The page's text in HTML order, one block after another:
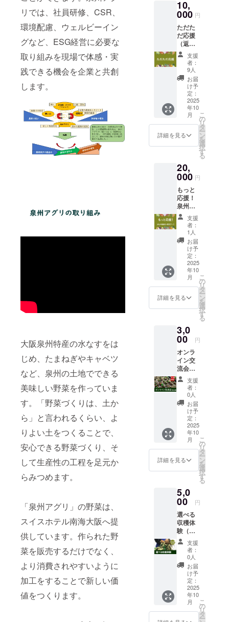
リでは、社員研修、CSR、
環境配慮、ウェルビーイン
グなど、ESG経営に必要な
取り組みを現場で体感・実
践できる機会を企業と共創
します。
大阪泉州特産の水なすをは
じめ、たまねぎやキャベツ
など、泉州の土地でできる
美味しい野菜を作っていま
す。「野菜づくりは、土か
ら」と言われるくらい、よ
りよい土をつくることで、
安心できる野菜づくり、そ
して生産性の工程を足元か
らみつめます。
「泉州アグリ」の野菜は、
スイスホテル南海大阪へ提
供しています。作られた野
菜を販売するだけでなく、
より消費されやすいように
加工をすることで新しい価
値をつくります。
こし
300ｇ程
度 1個
・ミニ
トマト
200ｇ程
度 6～
10個 ・
玉ねぎ
700ｇ程
度 2～3
個 ・里
芋 500
ｇ ・生
落花生
300ｇ
・カボ
チャ
500ｇ程
度 1個
・ジャ
ガイモ
300ｇ
・甘長
150ｇ 6
～10個
・ピー
マン
150ｇ 5
～8個
から毎
回5種類
お選び
してお
入れし
ます ※
泉州ア
グリで
たお野
菜をお
届けし
ます ※
お野菜
はお選
びいた
だけま
せん。
こちら
で選別
してお
入れい
たしま
す。 ※
写真と
内容が
異なり
ます。
便で配
送いた
します
「原材
料及び
添加物
等の食
品表示
はお届
け商品
のラベ
ルに表
記され
ます。
商品開
封前に
品表示
はお届
け商品
のラベ
ルに表
記され
ます。
商品開
封前に
は必ず
お届け
のリ
ターン
に貼付
された
や注意
書きを
くださ
い。」
※お野菜
はお選
びいた
だけま
せん。
こちら
で選別
してお
入れい
たしま
す。 ※
写真と
内容が
異なり
ます。
※クール
便で配
します
ぎ 700
ｇ 2～3
個 ・白
菜 個
2000ｇ
1個 ・
大根 本
1000ｇ
程度 1
本 ・か
ぶら
500ｇ程
度 2～5
個 ・春
キャベ
ｇ 1個
から毎
回7種類
してお
入れし
ます
2026年
2月春夏
野菜内
容： ・
丸オク
ラ 150
ｇ 10本
程度 ・
筑陽茄
子 200
ｇ程度
2～4本
子 200
ｇ程度
・きゅ
うり
200ｇ程
度 2～4
個 ・空
心菜
150ｇ 1
束 ・モ
ロヘイ
ヤ 150
ｇ1束
・枝付
き枝豆
300ｇ1
束 ・と
うもろ
こし
300ｇ程
度 1個
トマト
200ｇ程
度 6～
10個 ・
玉ねぎ
700ｇ程
度 2～3
個 ・里
芋 500
ｇ ・生
落花生
300ｇ
・カボ
チャ
500ｇ程
度 1個
・ジャ
ニーレ
タス
個 ・レ
タス
200ｇ 1
個 ・セ
ロリ
300ｇ程
度 2～3
枚 ・芽
キャベ
ツ 200
ｇ 10個
程度 ・
ぎ 700
ｇ 2～3
2000ｇ
1個 ・
大根 本
1000ｇ
程度 1
本 ・か
ぶら
500ｇ程
度 2～5
個 ・春
キャベ
ツ 2000
ｇ 1個
から毎
回7種類
してお
入れし
2月/4月
春夏野
菜内
容： ・
丸オク
ラ 150
ｇ 10本
程度 ・
筑陽茄
子 200
ｇ程度
2～4本
・水茄
子 200
ｇ程度
・きゅ
うり
200ｇ程
度 2～4
個 ・空
心菜
150ｇ 1
束 ・モ
ロヘイ
ヤ 150
ｇ1束
・枝付
き枝豆
300ｇ1
束 ・と
うもろ
こし
300ｇ程
度 1個
・ミニ
ティッ
クカリ
フラ
ワー250
ｇ 1個
・人
参 綾
ｇ程度
2～3個
・ほう
れんそ
う 150
ｇ 束 ・
菊菜 袋
150ｇ
束 ・小
ニーレ
タス
個 ・レ
タス
200ｇ 1
個 ・セ
ロリ
300ｇ程
度 2～3
枚 ・芽
キャベ
ツ 200
ｇ 10個
程度 ・
ぎ 700
ｇ 2～3
2000ｇ
1個 ・
大根 本
1000ｇ
程度 1
本 ・か
ぶら
500ｇ程
度 2～5
個 ・春
キャベ
ツ 2000
ｇ 1個
から7種
類お選
お入れ
します
※泉州ア
収穫し
たお野
菜をお
届けし
ます ※
お野菜
はお選
びいた
だけま
せん。
こちら
で選別
してお
入れい
たしま
菜内
容： ・
松波
キャベ
ツ
1500ｇ
～2000
ｇ 1個
・寒玉
キャベ
ツ
1500ｇ
～2000
ｇ 1個
・レッ
ドキャ
ベツ
ロッコ
リー
300ｇ～
500ｇ 1
個 ・カ
リフラ
ワー
300ｇ～
500ｇ 1
個 ・ス
ティッ
クカリ
フラ
ワー250
ｇ 1個
・人
参 綾
・ほう
れんそ
ｇ 束 ・
菊菜 袋
150ｇ
束 ・小
松菜
150ｇ
束 ・サ
ニーレ
タス
200ｇ 1
個 ・レ
タス
200ｇ 1
個 ・セ
ロリ
300ｇ程
枚 ・芽
キャベ
ツ 200
ｇ 10個
程度 ・
新玉ね
ぎ 700
ｇ 2～3
個 ・白
菜 個
2000ｇ
1個 ・
大根 本
1000ｇ
程度 1
・泉州
アグリ
で収穫
したお
米（新
米）5kg
・泉州
アグリ
で収穫
した季
節の野
菜詰め
合わせ7
種 秋冬
野菜内
容： ・
松波
～2000
ｇ 1個
・寒玉
キャベ
ツ
1500ｇ
～2000
ｇ 1個
・レッ
ドキャ
ベツ
1000ｇ
程度 1
個 ・ブ
ロッコ
リー
300ｇ～
500ｇ 1
ワー
300ｇ～
個 ・ス
ティッ
クカリ
フラ
ワー250
ｇ 1個
・人
参 綾
ｇ程度
2～3個
・ほう
う 150
ｇ 束 ・
束 ・小
松菜
150ｇ
束 ・サ
ニーレ
タス
200ｇ 1
個 ・レ
タス
200ｇ 1
個 ・セ
ロリ
300ｇ程
度 2～3
枚 ・芽
10,
000 円
ただた
だ応援
（返礼
品が不
要の方
向け）
お礼の
メール
をお送
りいた
します
※上乗せ
支援も
できま
す
支援
者：
9人
お届
け予
定：
2025
年10
月
詳細を見る
こ
の
リ
タ
ー
ン
を
選
択
す
る
20,
000 円
もっと
応援！
泉州ア
グリス
タッフ
からの
感謝状
と 泉州
アグリ
で採れ
たお野
菜で
作った
「お野
菜ブー
ケ」を
します
支援
者：
1人
お届
け予
定：
2025
年10
月
詳細を見る
こ
の
リ
タ
ー
ン
を
選
択
す
る
3,0
00 円
オンラ
イン交
流会参
加権
（年4回
開催）
野菜の
うんち
くや季
節のお
野菜、
日本の
農業の
現状
や、若
年者の
入につ
いて考
える
等
テーマ
を事前
に周知
してオ
ンライ
ンで語
り合い
ましょ
う 開催
期間：
2025年
10月～
支援
者：
0人
お届
け予
定：
2025
年10
月
詳細を見る
こ
の
リ
タ
ー
ン
を
選
択
す
る
5,0
00 円
選べる
収穫体
験（お
土産
付） 1
名様×1
回券 ▼
こちら
の体験
から1つ
選択く
ださい
(とうも
支援
者：
0人
お届
け予
定：
2025
年10
月
こ
の
リ
タ
ー